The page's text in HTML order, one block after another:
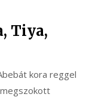
Tiya,
kora reggel
megszokott